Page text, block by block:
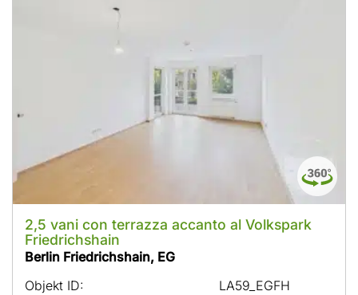
2,5 vani con terrazza accanto al Volkspark
Friedrichshain
Berlin Friedrichshain, EG
Objekt ID:
LA59_EGFH